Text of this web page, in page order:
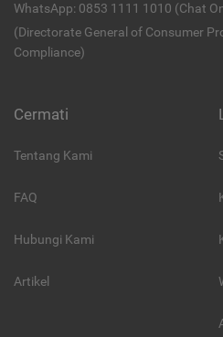
WhatsApp: 0853 1111 1010 (Chat
(Directorate General of Consumer
Compliance)
Cermati
Tentang Kami
FAQ
Hubungi Kami
Artikel